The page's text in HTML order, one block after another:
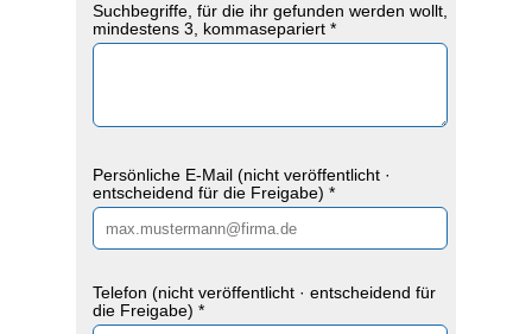
Suchbegriffe, für die ihr gefunden werden wollt,
mindestens 3, kommasepariert *
Persönliche E-Mail (nicht veröffentlicht ·
entscheidend für die Freigabe) *
Telefon (nicht veröffentlicht · entscheidend für
die Freigabe) *